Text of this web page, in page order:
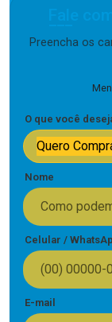
Preencha os
O que você
Quero
Nome
Celular /
E-mail